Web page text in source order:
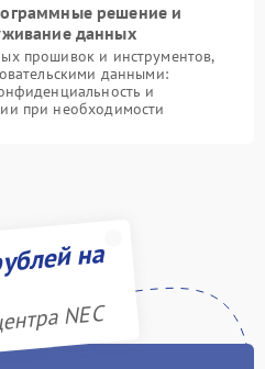
решение и
данных
прошивок и инструментов,
данными:
и
при необходимости
на
NEC